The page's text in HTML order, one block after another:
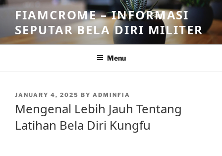
Skip
content
FIAMCROME – INFORMASI
SEPUTAR BELA DIRI MILITER
Menu
POSTED
JANUARY 4, 2025 BY ADMINFIA
Mengenal Lebih Jauh Tentang
Latihan Bela Diri Kungfu